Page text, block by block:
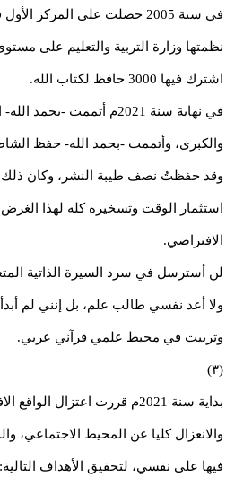
في سنة 2005 حصلت على المركز
نظمتها وزارة التربية والتعليم على
اشترك فيها 3000 حافظ لكتاب الله.
في نهاية سنة 2021م أتممت -
والكبرى، وأتممت -بحمد الله- حفظ
وقد حفظتُ نصف طيبة النشر، وكان ذلك
استثمار الوقت وتسخيره كله لهذا
الافتراضي.
لن أسترسل في سرد السيرة الذاتية
ولا أعد نفسي طالب علم، بل إنني لم
وتربيت في محيط علمي قرآني عربي.
(٣)
بداية سنة 2021م قررت اعتزال
والانعزال كليا عن المحيط الاجتماعي،
فيها على نفسي، لتحقيق الأهداف التالية: